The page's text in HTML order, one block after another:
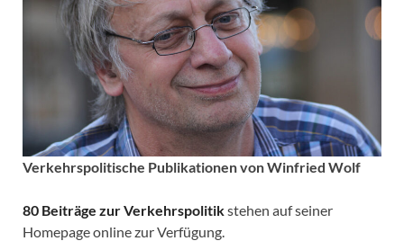
Verkehrspolitische Publikationen von Winfried Wolf
80 Beiträge zur Verkehrspolitikstehen auf seiner
Homepage online zur Verfügung.